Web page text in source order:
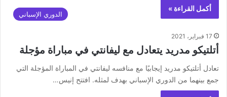
أكمل القراءة »
الدوري الإسباني
17 فبراير، 2021
أتلتيكو مدريد يتعادل مع ليفانتي في مباراة مؤجلة
تعادل أتلتيكو مدريد إيجابيًا مع منافسه ليفانتي في المباراة المؤجلة التي
جمع بينهما من الدوري الإسباني بهدف لمثله. افتتح إنيس…